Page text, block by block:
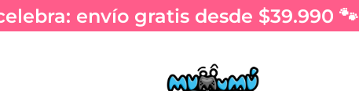
envío gratis desde $39.990 🐾